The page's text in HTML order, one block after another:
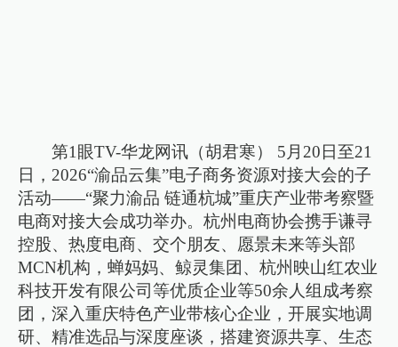
第1眼TV-华龙网讯（胡君寒） 5月20日至21
日，2026“渝品云集”电子商务资源对接大会的子
活动——“聚力渝品 链通杭城”重庆产业带考察暨
电商对接大会成功举办。杭州电商协会携手谦寻
控股、热度电商、交个朋友、愿景未来等头部
MCN机构，蝉妈妈、鲸灵集团、杭州映山红农业
科技开发有限公司等优质企业等50余人组成考察
团，深入重庆特色产业带核心企业，开展实地调
研、精准选品与深度座谈，搭建资源共享、生态